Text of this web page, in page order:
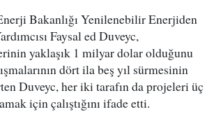
Bakanlığı Yenilenebilir Enerjiden
Faysal ed Duveyc,
yaklaşık 1 milyar dolar olduğunu
dört ila beş yıl sürmesinin
Duveyc, her iki tarafın da projeleri üç
için çalıştığını ifade etti.